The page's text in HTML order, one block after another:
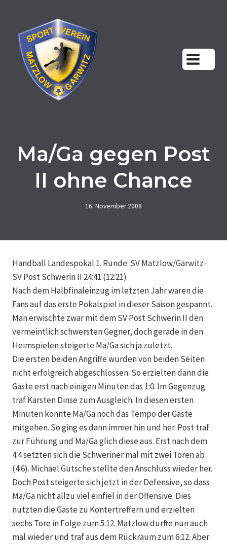
springen
Ma/Ga gegen Post
II ohne Chance
16. November 2008
Handball Landespokal 1. Runde: SV Matzlow/Garwitz-
SV Post Schwerin II 24:41 (12:21)
Nach dem Halbfinaleinzug im letzten Jahr waren die
Fans auf das erste Pokalspiel in dieser Saison gespannt.
Man erwischte zwar mit dem SV Post Schwerin II den
vermeintlich schwersten Gegner, doch gerade in den
Heimspielen steigerte Ma/Ga sich ja zuletzt.
Die ersten beiden Angriffe wurden von beiden Seiten
nicht erfolgreich abgeschlossen. So erzielten dann die
Gäste erst nach einigen Minuten das 1:0. Im Gegenzug
traf Karsten Dinse zum Ausgleich. In diesen ersten
Minuten konnte Ma/Ga noch das Tempo der Gäste
mitgehen. So ging es dann immer hin und her. Post traf
zur Führung und Ma/Ga glich diese aus. Erst nach dem
4:4 setzten sich die Schweriner mal mit zwei Toren ab
(4:6). Michael Gutsche stellte den Anschluss wieder her.
Doch Post steigerte sich jetzt in der Defensive, so dass
Ma/Ga nicht allzu viel einfiel in der Offensive. Dies
nutzten die Gäste zu Kontertreffern und erzielten
sechs Tore in Folge zum 5:12. Matzlow durfte nun auch
mal wieder und traf aus dem Rückraum zum 6:12. Aber